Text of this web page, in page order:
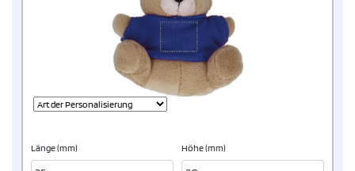
Länge (mm) Höhe (mm)